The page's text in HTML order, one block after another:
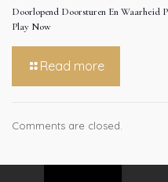
Doorlopend Doorsturen En Waarheid
Play Now
Read more
Comments are closed.